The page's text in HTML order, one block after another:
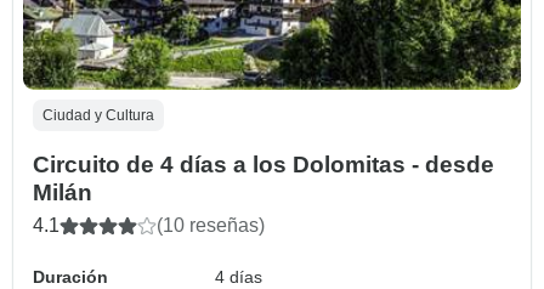
Ciudad y Cultura
Circuito de 4 días a los Dolomitas - desde
Milán
4.1 (10 reseñas)
Duración
4 días